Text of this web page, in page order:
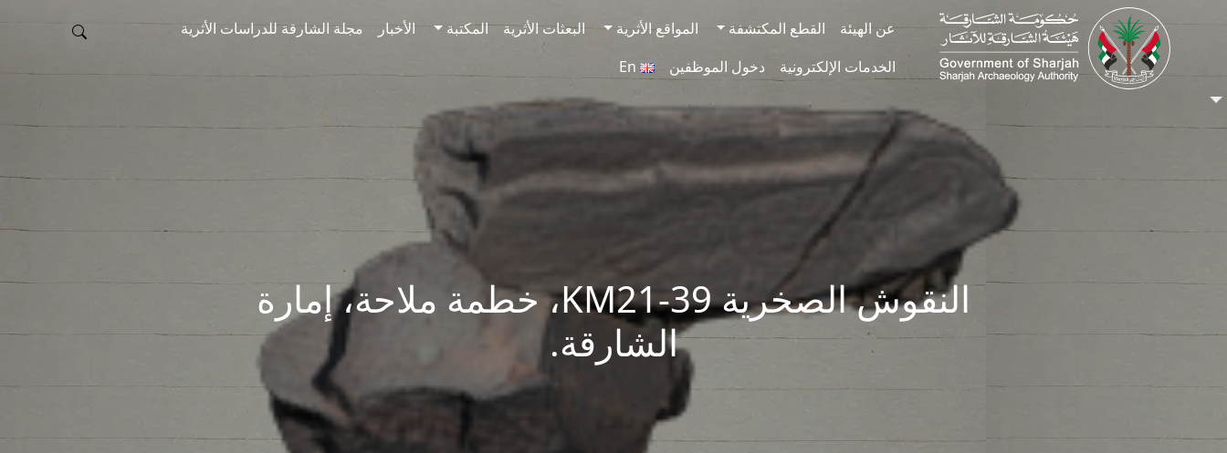
Skip to main content
عن الهيئة
القطع المكتشفة المواقع الأثرية البعثات الأثرية المكتبة الأخبار
مجلة الشارقة للدراسات الأثرية
الخدمات الإلكترونية
دخول الموظفين En
النقوش الصخرية KM21-39، خطمة ملاحة، إمارة
الشارقة.